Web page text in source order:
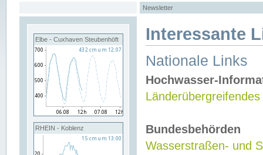
Newsletter
Elbe - Cuxhaven Steubenhöft
RHEIN - Koblenz
Interessante
Nationale Links
Hochwasser-
Bundesbehörden
Wasserstraßen- und